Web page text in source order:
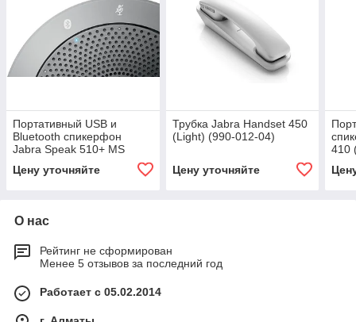
Портативный USB и
Bluetooth спикерфон
Jabra Speak 510+ MS
Цену уточняйте
Трубка Jabra Handset 450
(Light) (990-012-04)
Цену уточняйте
410
О нас
Рейтинг не сформирован
Менее 5 отзывов за последний год
Работает с 05.02.2014